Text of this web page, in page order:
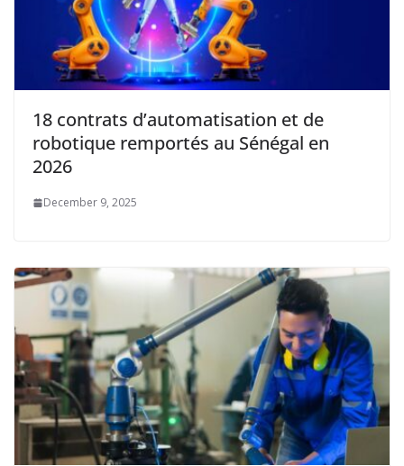
18 contrats d’automatisation et de
robotique remportés au Sénégal en
2026
December 9, 2025